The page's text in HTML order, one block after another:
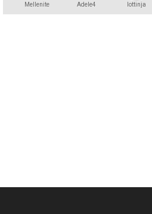
Mellenite Adele4 lottinja